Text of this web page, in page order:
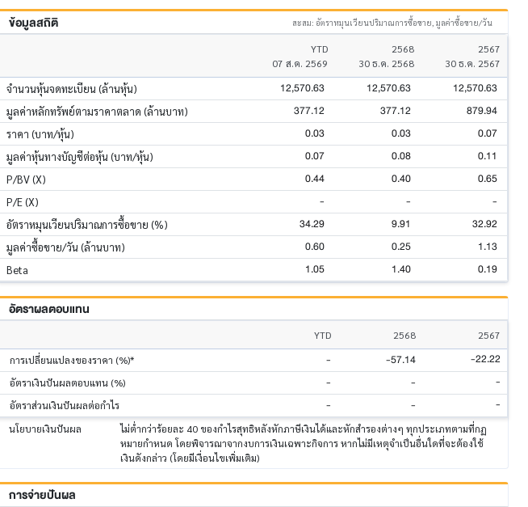
ข้อมูลสถิติ สะสม: อัตราหมุนเวียนปริมาณการซื้อขาย, มูลค่าซื้อขาย/วัน
YTD
07 ส.ค. 2569
2568
30 ธ.ค. 2568
2567
30 ธ.ค. 2567
จำนวนหุ้นจดทะเบียน (ล้านหุ้น) 12,570.63 12,570.63 12,570.63
มูลค่าหลักทรัพย์ตามราคาตลาด (ล้านบาท) 377.12 377.12 879.94
ราคา (บาท/หุ้น) 0.03 0.03 0.07
มูลค่าหุ้นทางบัญชีต่อหุ้น (บาท/หุ้น) 0.07 0.08 0.11
P/BV (X) 0.44 0.40 0.65
P/E (X) - - -
อัตราหมุนเวียนปริมาณการซื้อขาย (%) 34.29 9.91 32.92
มูลค่าซื้อขาย/วัน (ล้านบาท) 0.60 0.25 1.13
Beta 1.05 1.40 0.19
อัตราผลตอบแทน
YTD 2568
2567
การเปลี่ยนแปลงของราคา (%)*
- -57.14 -22.22
อัตราเงินปันผลตอบแทน (%) - - -
อัตราส่วนเงินปันผลต่อกำไร - - -
นโยบายเงินปันผล
ไม่ต่ำกว่าร้อยละ 40 ของกำไรสุทธิหลังหักภาษีเงินได้และหักสำรองต่างๆ ทุกประเภทตามที่กฏ
หมายกำหนด โดยพิจารณาจากงบการเงินเฉพาะกิจการ หากไม่มีเหตุจำเป็นอื่นใดที่จะต้องใช้
เงินดังกล่าว (โดยมีเงื่อนไขเพิ่มเติม)
การจ่ายปันผล